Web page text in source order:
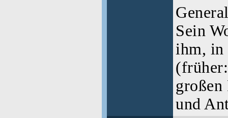
Sein
ihm, in
großen
und